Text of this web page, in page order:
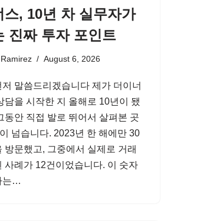
스, 10년 차 실무자가
진짜 투자 포인트
August 6, 2026
저 말씀드리겠습니다 제가 더이너
담을 시작한 지 올해로 10년이 됐
동안 직접 발로 뛰어서 살펴본 곳
넘습니다. 2023년 한 해에만 30
방문했고, 그중에서 실제로 거래
사례가 12건이었습니다. 이 숫자
는…